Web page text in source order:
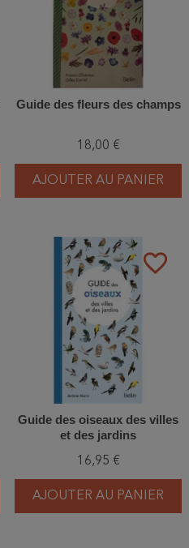
Guide des fleurs des champs
18,00 €
AJOUTER AU PANIER
favorite_border
Guide des oiseaux des villes
et des jardins
16,95 €
AJOUTER AU PANIER